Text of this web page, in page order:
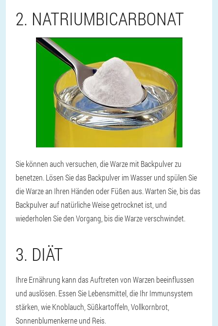
2. NATRIUMBICARBONAT
Sie können auch versuchen, die Warze mit Backpulver zu
benetzen. Lösen Sie das Backpulver im Wasser und spülen Sie
die Warze an Ihren Händen oder Füßen aus. Warten Sie, bis das
Backpulver auf natürliche Weise getrocknet ist, und
wiederholen Sie den Vorgang, bis die Warze verschwindet.
3. DIÄT
Ihre Ernährung kann das Auftreten von Warzen beeinflussen
und auslösen. Essen Sie Lebensmittel, die Ihr Immunsystem
stärken, wie Knoblauch, Süßkartoffeln, Vollkornbrot,
Sonnenblumenkerne und Reis.